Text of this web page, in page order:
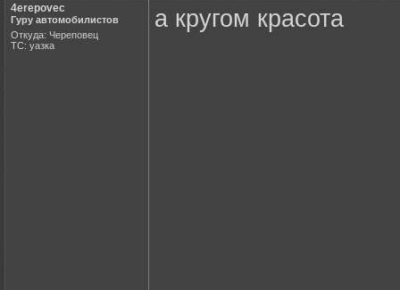
4erepovec
Гуру автомобилистов
Откуда: Череповец
ТС: уазка
а кругом красота